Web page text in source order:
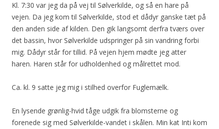
Kl. 7:30 var jeg da på vej til Sølverkilde, og så en hare på
vejen. Da jeg kom til Sølverkilde, stod et dådyr ganske tæt på
den anden side af kilden. Den gik langsomt derfra tværs over
det bassin, hvor Sølverkilde udspringer på sin vandring forbi
mig. Dådyr står for tillid. På vejen hjem mødte jeg atter
haren. Haren står for udholdenhed og målrettet mod.
Ca. kl. 9 satte jeg mig i stilhed overfor Fuglemælk.
En lysende grønlig-hvid tåge udgik fra blomsterne og
forenede sig med Sølverkilde-vandet i skålen. Min kat Inti kom